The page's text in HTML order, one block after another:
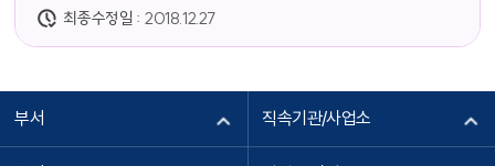
최종수정일 : 2018.12.27
부서 직속기관/사업소